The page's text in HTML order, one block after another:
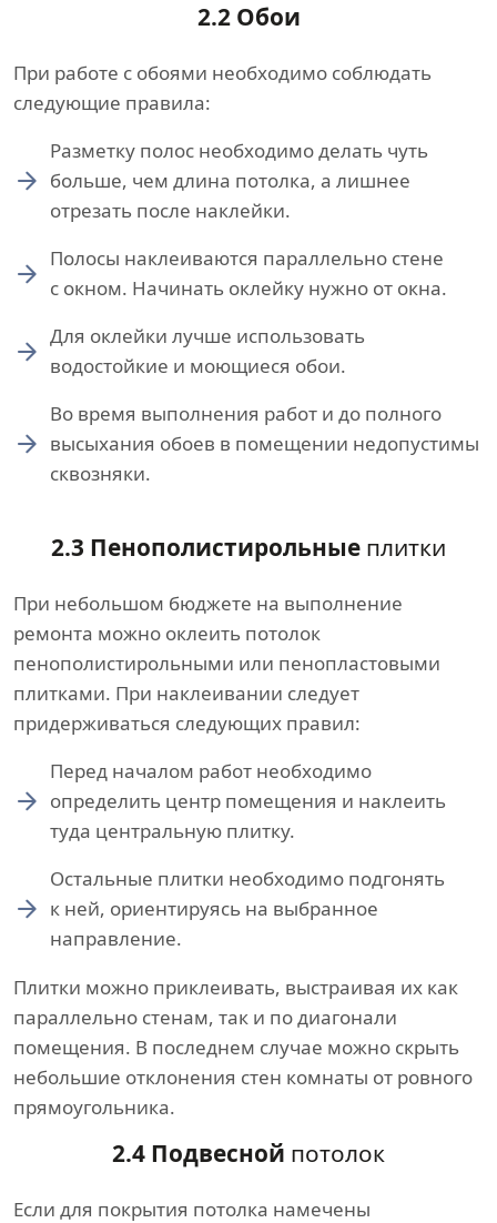
2.2 Обои
При работе с обоями необходимо соблюдать
следующие правила:
Разметку полос необходимо делать чуть
больше, чем длина потолка, а лишнее
отрезать после наклейки.
Полосы наклеиваются параллельно стене
с окном. Начинать оклейку нужно от окна.
Для оклейки лучше использовать
водостойкие и моющиеся обои.
Во время выполнения работ и до полного
высыхания обоев в помещении недопустимы
сквозняки.
2.3 Пенополистирольные плитки
При небольшом бюджете на выполнение
ремонта можно оклеить потолок
пенополистирольными или пенопластовыми
плитками. При наклеивании следует
придерживаться следующих правил:
Перед началом работ необходимо
определить центр помещения и наклеить
туда центральную плитку.
Остальные плитки необходимо подгонять
к ней, ориентируясь на выбранное
направление.
Плитки можно приклеивать, выстраивая их как
параллельно стенам, так и по диагонали
помещения. В последнем случае можно скрыть
небольшие отклонения стен комнаты от ровного
прямоугольника.
2.4 Подвесной потолок
Если для покрытия потолка намечены